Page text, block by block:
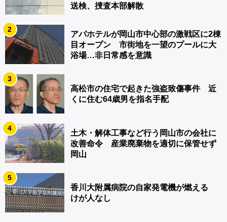
送検、捜査本部解散
2
アパホテルが岡山市中心部の激戦区に2棟
目オープン 市街地を一望のプールに大
浴場…非日常感を意識
3
高松市の住宅で起きた強盗致傷事件 近
くに住む64歳男を指名手配
4
土木・解体工事など行う岡山市の会社に
改善命令 産業廃棄物を適切に保管せず
岡山
5
香川大附属病院の自家発電機が燃える
けが人なし